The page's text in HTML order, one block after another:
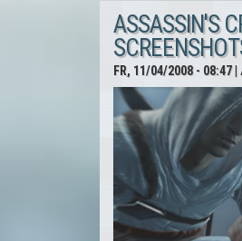
ASSASSIN'S
FR, 11/04/2008 - 08:47|